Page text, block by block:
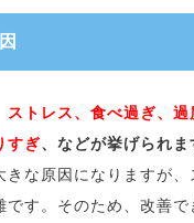
ストレス、食べ過ぎ、
すぎ、などが挙げられま
きな原因になりますが
です。そのため、改善